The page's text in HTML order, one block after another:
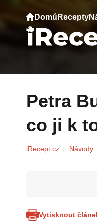
Domů Recepty
Petra Bučková si nechala odstranit prsa —
co ji k
iRecept.cz Návody
Vytisknout